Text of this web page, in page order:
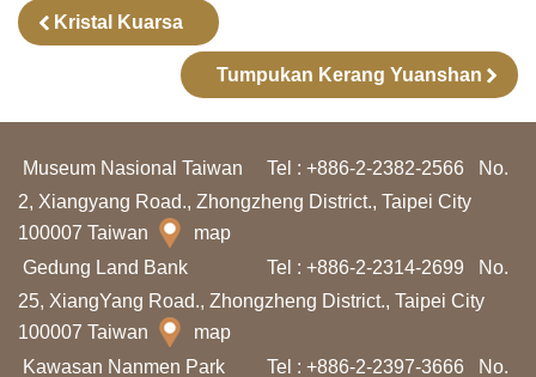
a
o
l
e
k
Kristal Kuarsa
Tumpukan Kerang Yuanshan
Museum Nasional Taiwan Tel : +886-2-2382-2566
No.
2, Xiangyang Road., Zhongzheng District., Taipei City
100007 Taiwan
map
Gedung Land Bank
Tel : +886-2-2314-2699
No.
25, XiangYang Road., Zhongzheng District., Taipei City
100007 Taiwan
map
Kawasan Nanmen Park
Tel : +886-2-2397-3666 No.